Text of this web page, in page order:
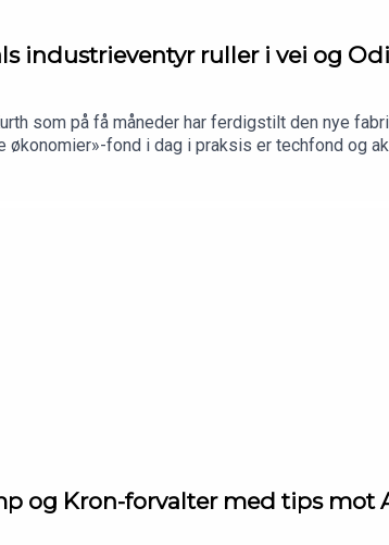
industrieventyr ruller i vei og
som på få måneder har ferdigstilt den nye
økonomier»-fond i dag i praksis er techfond og
og Kron-forvalter med tips mot